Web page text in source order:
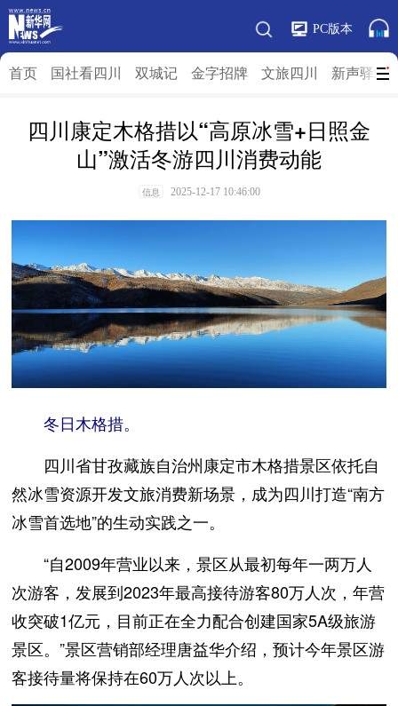
PC版本
首页 国社看四川 双城记 金字招牌 文旅四川 新声驿站
四川康定木格措以“高原冰雪+日照金
山”激活冬游四川消费动能
信息 2025-12-17 10:46:00
冬日木格措。
四川省甘孜藏族自治州康定市木格措景区依托自
然冰雪资源开发文旅消费新场景，成为四川打造“南方
冰雪首选地”的生动实践之一。
“自2009年营业以来，景区从最初每年一两万人
次游客，发展到2023年最高接待游客80万人次，年营
收突破1亿元，目前正在全力配合创建国家5A级旅游
景区。”景区营销部经理唐益华介绍，预计今年景区游
客接待量将保持在60万人次以上。